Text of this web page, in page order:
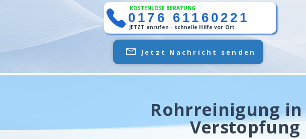
0176 61160221
KOSTENLOSE BERATUNG
JETZT anrufen - schnelle Hilfe vor Ort
Jetzt Nachricht senden
Rohrreinigung in
Verstopfung